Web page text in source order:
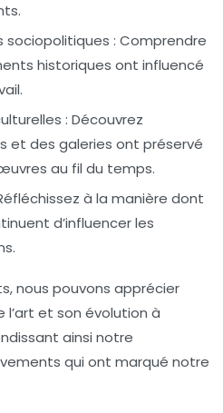
: Comprendre
historiques ont influencé
: Découvrez
et des galeries ont préservé
au fil du temps.
à la manière dont
d’influencer les
nous pouvons apprécier
art et son évolution à
ainsi notre
qui ont marqué notre